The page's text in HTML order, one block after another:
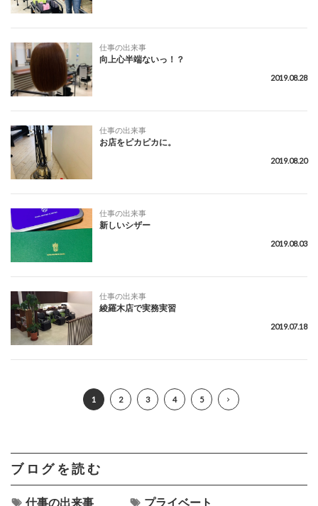
仕事の出来事
向上心半端ないっ！？
2019.08.28
仕事の出来事
お店をピカピカに。
2019.08.20
仕事の出来事
新しいシザー
2019.08.03
仕事の出来事
綾羅木店で実務実習
2019.07.18
1 2 3 4 5
ブログを読む
仕事の出来事 プライベート